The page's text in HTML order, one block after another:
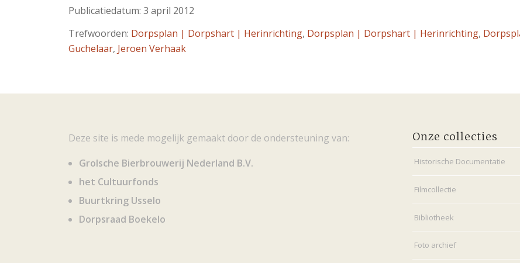
Publicatiedatum: 3 april 2012
Trefwoorden: Dorpsplan | Dorpshart | Herinrichting, Dorpsplan | Dorpshart | Herinrichting,
Guchelaar, Jeroen Verhaak
Deze site is mede mogelijk gemaakt door de ondersteuning van:
Grolsche Bierbrouwerij Nederland B.V.
het Cultuurfonds
Buurtkring Usselo
Dorpsraad Boekelo
Onze collecties
Historische Documentatie
Filmcollectie
Bibliotheek
Foto archief